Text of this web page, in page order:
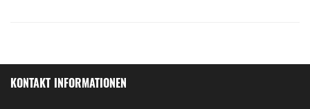
KONTAKT INFORMATIONEN